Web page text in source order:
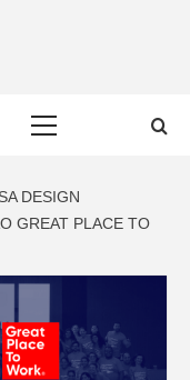
DESIGN
GREAT PLACE TO